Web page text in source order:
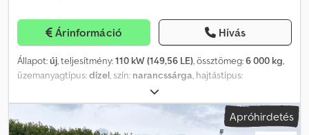
Árinformáció Hívás
Állapot:új, teljesítmény:110 kW (149,56 LE), össztömeg:6 000 kg,
üzemanyagtípus:dízel, szín: narancssárga, hajtástípus:
, kibocsátási osztály:Euro 6
száma:3, Felszereltség:ABS, daru, elektronikus
stabilitásprogram (ESP), koromszűrő, központi zár,Apróhirdetés